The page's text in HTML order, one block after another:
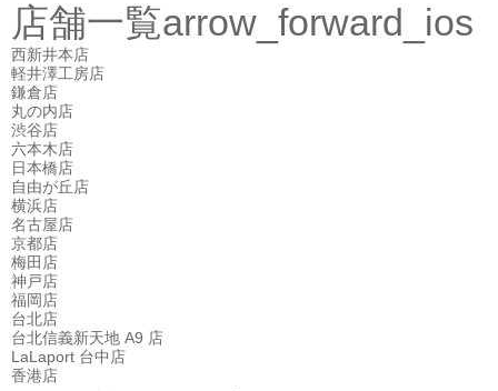
店舗一覧arrow_forward_ios
西新井本店
軽井澤工房店
鎌倉店
丸の内店
渋谷店
六本木店
日本橋店
自由が丘店
横浜店
名古屋店
京都店
梅田店
神戸店
福岡店
台北店
台北信義新天地 A9 店
LaLaport 台中店
香港店